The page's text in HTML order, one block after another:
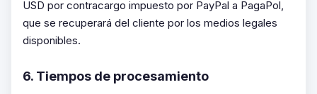
USD por contracargo impuesto por PayPal a PagaPol,
que se recuperará del cliente por los medios legales
disponibles.
6. Tiempos de procesamiento